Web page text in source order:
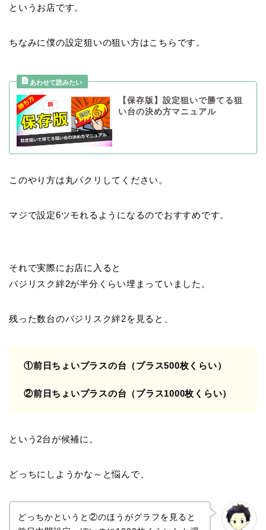
というお店です。
ちなみに僕の設定狙いの狙い方はこちらです。
【保存版】設定狙いで勝てる狙
い台の決め方マニュアル
このやり方は丸パクリしてください。
マジで設定6ツモれるようになるのでおすすめです。
それで実際にお店に入ると
バジリスク絆2が半分くらい埋まっていました。
残った数台のバジリスク絆2を見ると、
①前日ちょいプラスの台（プラス500枚くらい）
②前日ちょいプラスの台（プラス1000枚くらい）
という2台が候補に。
どっちにしようかな～と悩んで、
どっちかというと②のほうがグラフを見ると